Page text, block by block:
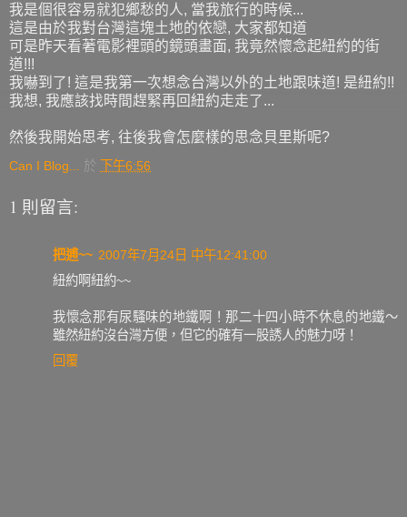
我是個很容易就犯鄉愁的人, 當我旅行的時候...
這是由於我對台灣這塊土地的依戀, 大家都知道
可是昨天看著電影裡頭的鏡頭畫面, 我竟然懷念起紐約的街
道!!!
我嚇到了! 這是我第一次想念台灣以外的土地跟味道! 是紐約!!
我想, 我應該找時間趕緊再回紐約走走了...
然後我開始思考, 往後我會怎麼樣的思念貝里斯呢?
Can I Blog... 於 下午6:56
1 則留言:
把逋~~ 2007年7月24日 中午12:41:00
紐約啊紐約~~
我懷念那有尿騷味的地鐵啊！那二十四小時不休息的地鐵～
雖然紐約沒台灣方便，但它的確有一股誘人的魅力呀！
回覆